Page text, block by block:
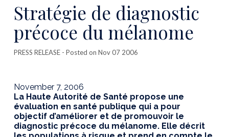
Stratégie de diagnostic
précoce du mélanome
PRESS RELEASE - Posted on Nov 07 2006
November 7, 2006
La Haute Autorité de Santé propose une
évaluation en santé publique qui a pour
objectif d’améliorer et de promouvoir le
diagnostic précoce du mélanome. Elle décrit